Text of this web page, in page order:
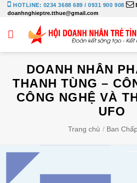
Bỏ
qua
dung
HOTLINE: 0234 3688 689 / 0931 900 908
doanhnghieptre.tthue@gmail.com
DOANH NHÂN
THANH TÙNG –
CÔNG NGHỆ VÀ
UFO
Trang chủ / Ban